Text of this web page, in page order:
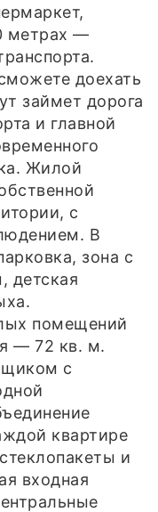
метрах —
доехать
займет дорога
и главной
Жилой
с
В
зона с
детская
помещений
— 72 кв. м.
с
квартире
и
входная